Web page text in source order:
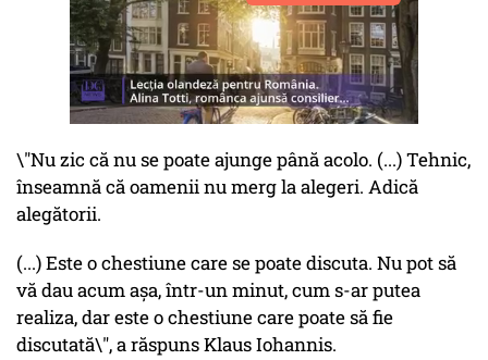
\"Nu zic că nu se poate ajunge până acolo. (...) Tehnic,
înseamnă că oamenii nu merg la alegeri. Adică
alegătorii.
(...) Este o chestiune care se poate discuta. Nu pot să
vă dau acum așa, într-un minut, cum s-ar putea
realiza, dar este o chestiune care poate să fie
discutată\", a răspuns Klaus Iohannis.